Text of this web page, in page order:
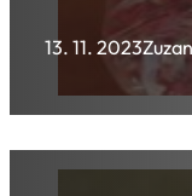
13. 11. 2023